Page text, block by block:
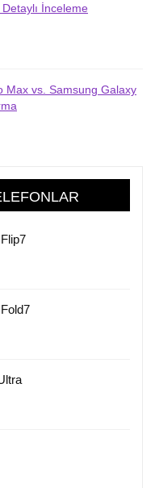
İnceleme
Max vs. Samsung Galaxy